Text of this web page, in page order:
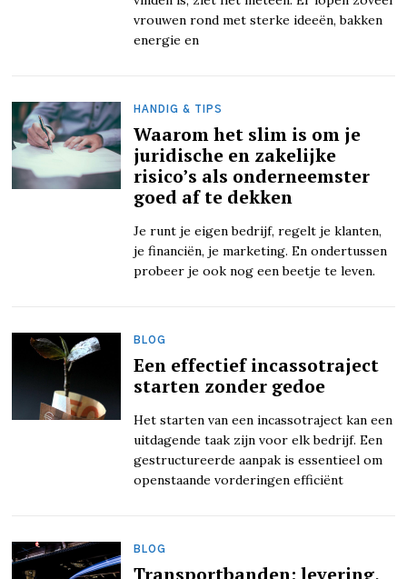
vrouwen rond met sterke ideeën, bakken
energie en
HANDIG & TIPS
Waarom het slim is om je
juridische en zakelijke
risico’s als onderneemster
goed af te dekken
Je runt je eigen bedrijf, regelt je klanten,
je financiën, je marketing. En ondertussen
probeer je ook nog een beetje te leven.
BLOG
Een effectief incassotraject
starten zonder gedoe
Het starten van een incassotraject kan een
uitdagende taak zijn voor elk bedrijf. Een
gestructureerde aanpak is essentieel om
openstaande vorderingen efficiënt
BLOG
Transportbanden: levering,